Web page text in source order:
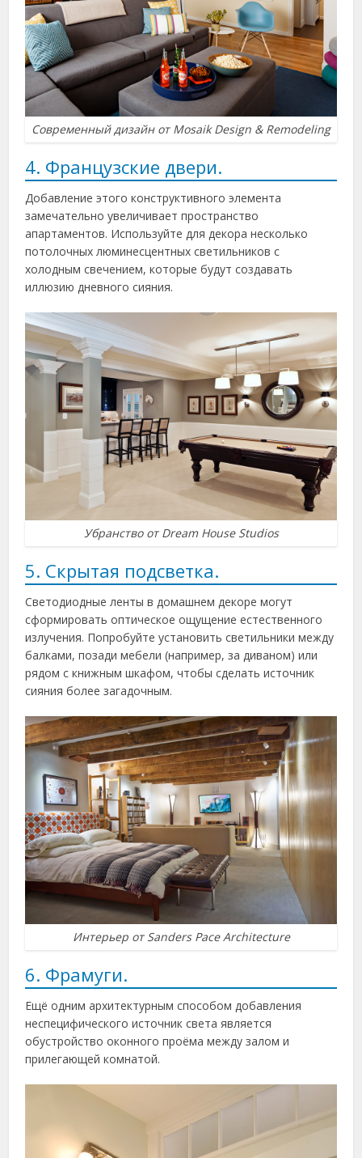
Современный дизайн от Mosaik Design & Remodeling
4. Французские двери.
Добавление этого конструктивного элемента
замечательно увеличивает пространство
апартаментов. Используйте для декора несколько
потолочных люминесцентных светильников с
холодным свечением, которые будут создавать
иллюзию дневного сияния.
Убранство от Dream House Studios
5. Скрытая подсветка.
Светодиодные ленты в домашнем декоре могут
сформировать оптическое ощущение естественного
излучения. Попробуйте установить светильники между
балками, позади мебели (например, за диваном) или
рядом с книжным шкафом, чтобы сделать источник
сияния более загадочным.
Интерьер от Sanders Pace Architecture
6. Фрамуги.
Ещё одним архитектурным способом добавления
неспецифического источник света является
обустройство оконного проёма между залом и
прилегающей комнатой.